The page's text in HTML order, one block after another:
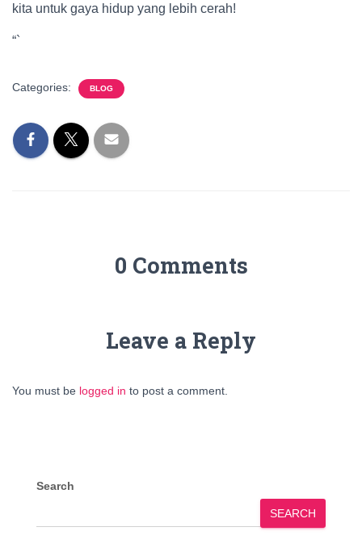
kita untuk gaya hidup yang lebih cerah!
“`
Categories: BLOG
0 Comments
Leave a Reply
You must be logged in to post a comment.
Search
SEARCH